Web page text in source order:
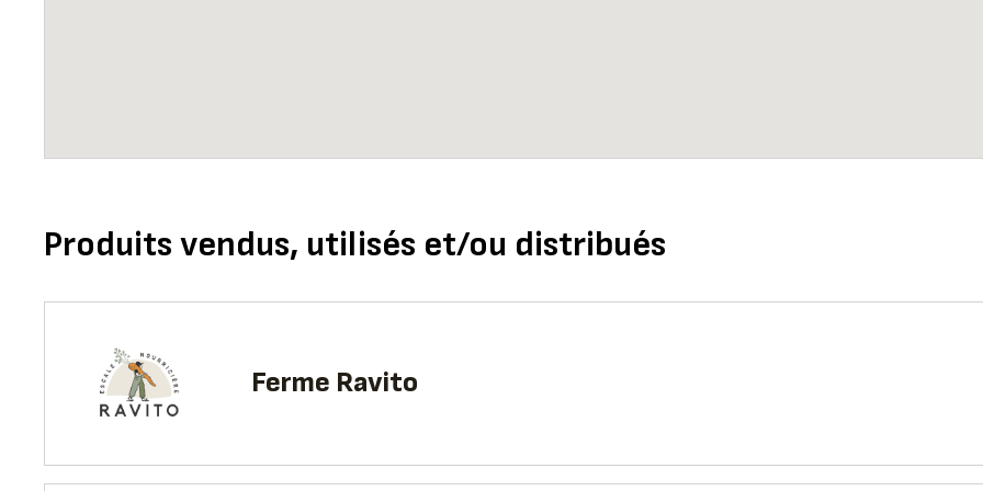
Produits vendus, utilisés et/ou distribués
Ferme Ravito